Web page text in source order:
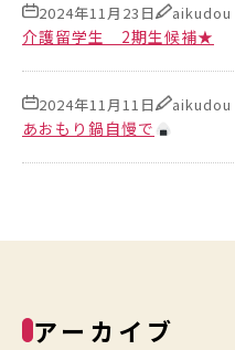
介護留学生 2期生候補★
2024年11月23日 aikudou
あおもり鍋自慢で
2024年11月11日 aikudou
アーカイブ